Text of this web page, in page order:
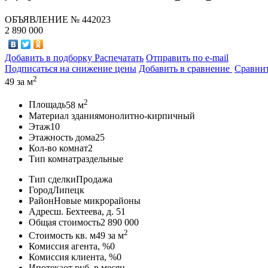
ОБЪЯВЛЕНИЕ № 442023
2 890 000
Добавить в подборку Распечатать Отправить по e-mail
Подписаться на снижение цены Добавить в сравнение
49 за м2
Площадь58 м2
Материал зданиямонолитно-кирпичный
Этаж10
Этажность дома25
Кол-во комнат2
Тип комнатраздельные
Тип сделкиПродажа
ГородЛипецк
РайонНовые микрорайоны
Адресш. Бехтеева, д. 51
Общая стоимость2 890 000
Стоимость кв. м49 за м2
Комиссия агента, %0
Комиссия клиента, %0